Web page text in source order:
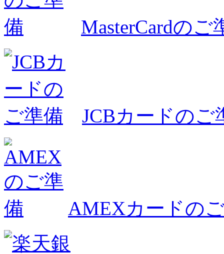
MasterCardのご
JCBカードのご
AMEXカードの